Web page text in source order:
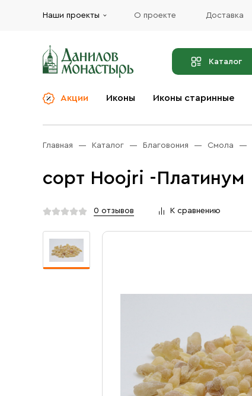
Наши проекты О проекте Доставка
Каталог
Акции Иконы Иконы старинные
Церковная утварь
Иконы
Бренды
Услуги
Главная Каталог Благовония Смола
сорт Hoojri -Платинум
0 отзывов К сравнению